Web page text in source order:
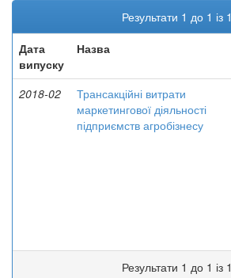
Результати 1 до 1 із 1
Дата
випуску
Назва
2018-02
Трансакційні витрати
маркетингової діяльності
підприємств агробізнесу
Результати 1 до 1 із 1